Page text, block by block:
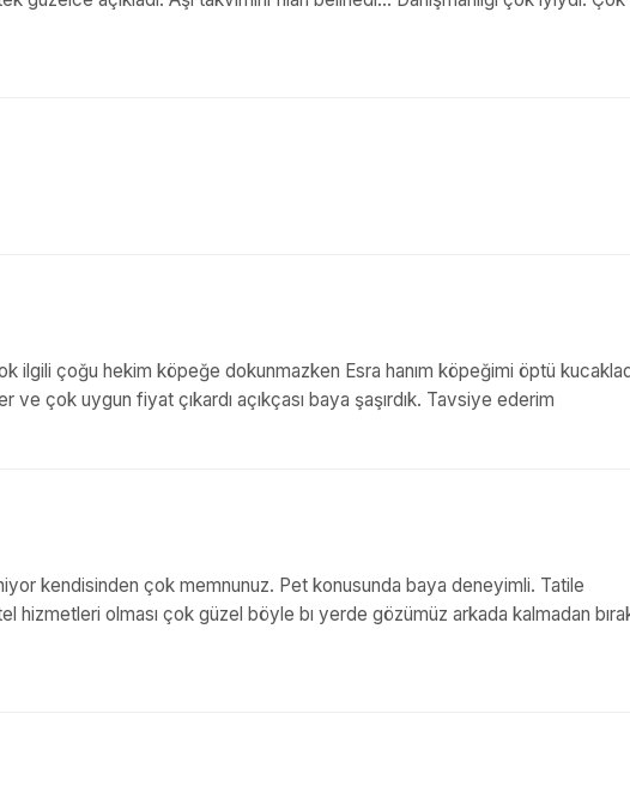
ilgili çoğu hekim köpeğe dokunmazken Esra hanım köpeğimi öptü
çok uygun fiyat çıkardı açıkçası baya şaşırdık. Tavsiye ederim
kendisinden çok memnunuz. Pet konusunda baya deneyimli. Tatile
hizmetleri olması çok güzel böyle bı yerde gözümüz arkada kalmadan